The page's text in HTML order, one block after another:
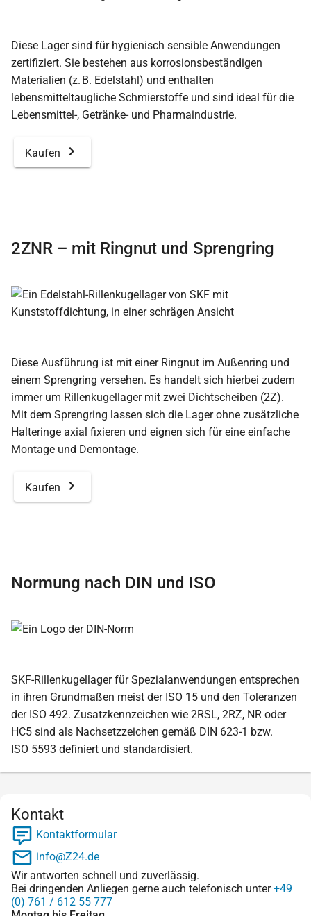
Diese Lager sind für hygienisch sensible Anwendungen
zertifiziert. Sie bestehen aus korrosionsbeständigen
Materialien (z. B. Edelstahl) und enthalten
lebensmitteltaugliche Schmierstoffe und sind ideal für die
Lebensmittel-, Getränke- und Pharmaindustrie.
Kaufen
2ZNR – mit Ringnut und Sprengring
Diese Ausführung ist mit einer Ringnut im Außenring und
einem Sprengring versehen. Es handelt sich hierbei zudem
immer um Rillenkugellager mit zwei Dichtscheiben (2Z).
Mit dem Sprengring lassen sich die Lager ohne zusätzliche
Halteringe axial fixieren und eignen sich für eine einfache
Montage und Demontage.
Kaufen
Normung nach DIN und ISO
SKF-Rillenkugellager für Spezialanwendungen entsprechen
in ihren Grundmaßen meist der ISO 15 und den Toleranzen
der ISO 492. Zusatzkennzeichen wie 2RSL, 2RZ, NR oder
HC5 sind als Nachsetzzeichen gemäß DIN 623-1 bzw.
ISO 5593 definiert und standardisiert.
Kontakt
Kontaktformular
info@Z24.de
Wir antworten schnell und zuverlässig.
Bei dringenden Anliegen gerne auch telefonisch unter+49
(0) 761 / 612 55 777